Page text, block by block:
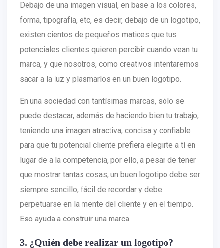
Debajo de una imagen visual, en base a los colores,
forma, tipografía, etc, es decir, debajo de un logotipo,
existen cientos de pequeños matices que tus
potenciales clientes quieren percibir cuando vean tu
marca, y que nosotros, como creativos intentaremos
sacar a la luz y plasmarlos en un buen logotipo.
En una sociedad con tantísimas marcas, sólo se
puede destacar, además de haciendo bien tu trabajo,
teniendo una imagen atractiva, concisa y confiable
para que tu potencial cliente prefiera elegirte a tí en
lugar de a la competencia, por ello, a pesar de tener
que mostrar tantas cosas, un buen logotipo debe ser
siempre sencillo, fácil de recordar y debe
perpetuarse en la mente del cliente y en el tiempo.
Eso ayuda a construir una marca.
3. ¿Quién debe realizar un logotipo?